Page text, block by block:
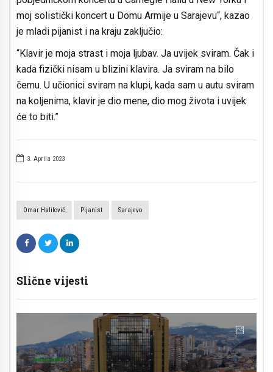
3. Aprila 2023
Omar Halilović Pijanist Sarajevo
Slične vijesti
moj solistički koncert u Domu Armije u Sarajevu“, kazao
je mladi pijanist i na kraju zaključio:
“Klavir je moja strast i moja ljubav. Ja uvijek sviram. Čak i
kada fizički nisam u blizini klavira. Ja sviram na bilo
čemu. U učionici sviram na klupi, kada sam u autu sviram
na koljenima, klavir je dio mene, dio mog života i uvijek
će to biti.”